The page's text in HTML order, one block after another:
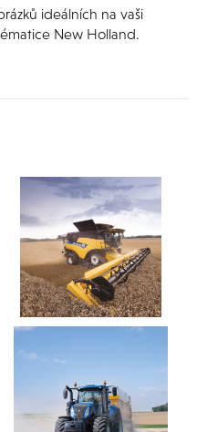
ideálních na vaši
New Holland.